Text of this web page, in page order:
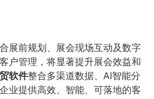
展前规划、展会现场互动及数字
户管理，将显著提升展会效益和
软件整合多渠道数据、AI智能分
业提供高效、智能、可落地的客